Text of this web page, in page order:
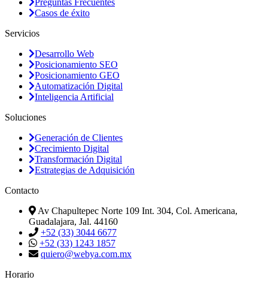
Preguntas Frecuentes
Casos de éxito
Servicios
Desarrollo Web
Posicionamiento SEO
Posicionamiento GEO
Automatización Digital
Inteligencia Artificial
Soluciones
Generación de Clientes
Crecimiento Digital
Transformación Digital
Estrategias de Adquisición
Contacto
Av Chapultepec Norte 109 Int. 304, Col. Americana,
Guadalajara, Jal. 44160
+52 (33) 3044 6677
+52 (33) 1243 1857
quiero@webya.com.mx
Horario